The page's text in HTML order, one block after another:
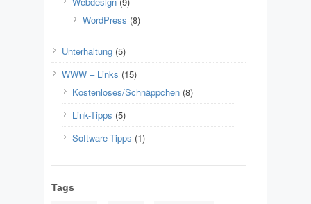
WordPress (8)
Unterhaltung (5)
WWW – Links (15)
Kostenloses/Schnäppchen (8)
Link-Tipps (5)
Software-Tipps (1)
Tags